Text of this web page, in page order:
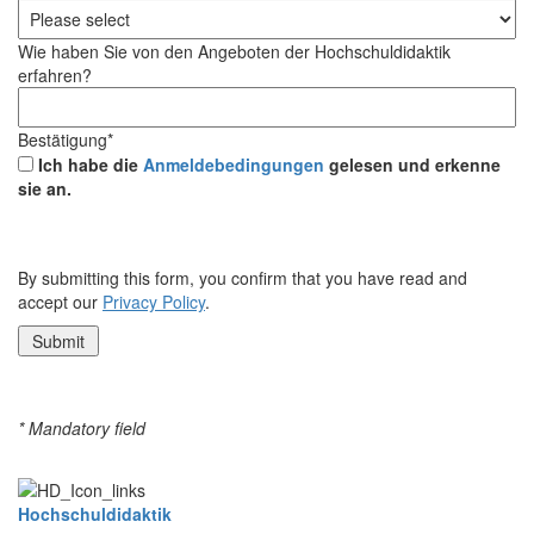
Wie haben Sie von den Angeboten der Hochschuldidaktik
erfahren?
Bestätigung*
Ich habe die Anmeldebedingungen gelesen und erkenne
sie an.
By submitting this form, you confirm that you have read and
accept our Privacy Policy.
* Mandatory field
Hochschuldidaktik